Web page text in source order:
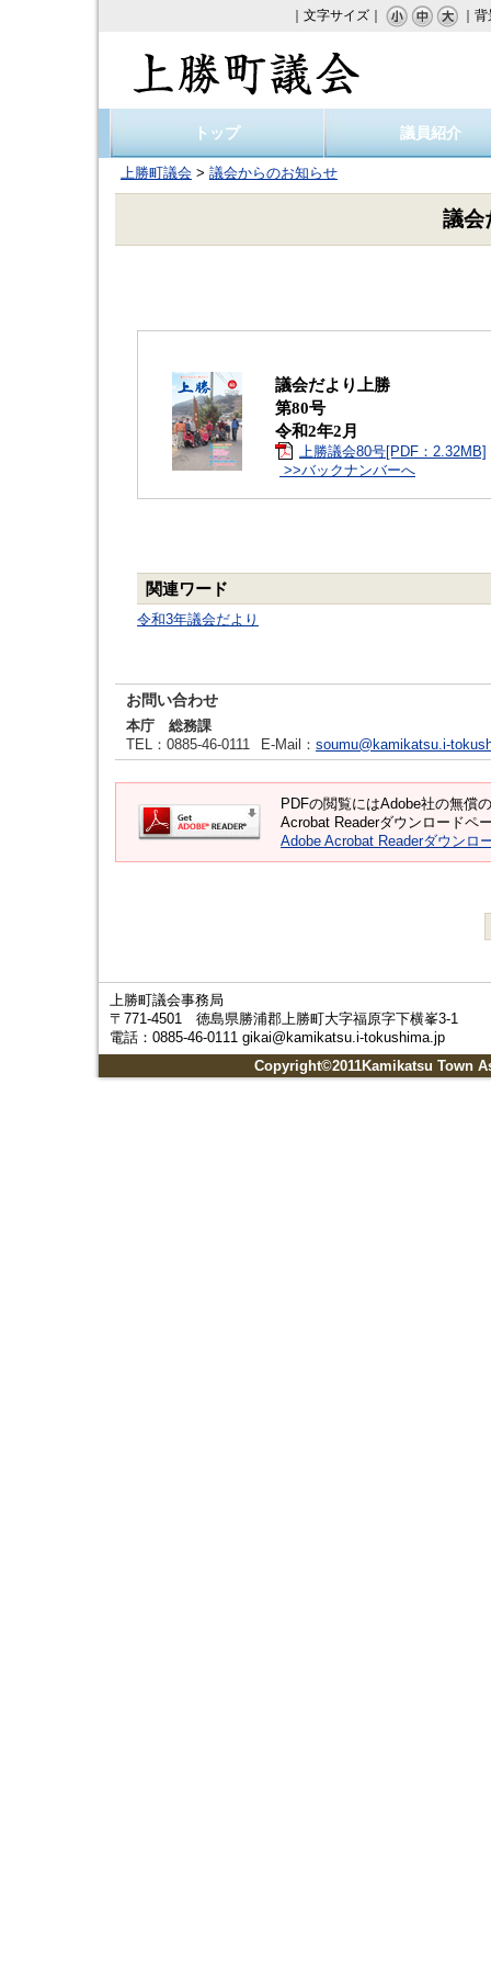
｜文字サイズ｜ ｜
トップ 議員紹介
上勝町議会 > 議会からのお知らせ
議会
議会だより上勝
第80号
令和2年2月
上勝議会80号[PDF：2.32MB]
>>バックナンバーへ
関連ワード
令和3年議会だより
お問い合わせ
本庁 総務課
TEL ：0885-46-0111 E-Mail ： soumu@kamikatsu.i-
PDFの閲覧にはAdobe社の無償
Acrobat Readerダウンロードペ
Adobe Acrobat Readerダウンロ
上勝町議会事務局
〒771-4501 徳島県勝浦郡上勝町大字福原字下横峯3-1
電話：0885-46-0111 gikai@kamikatsu.i-tokushima.jp
Copyright©2011Kamikatsu Town